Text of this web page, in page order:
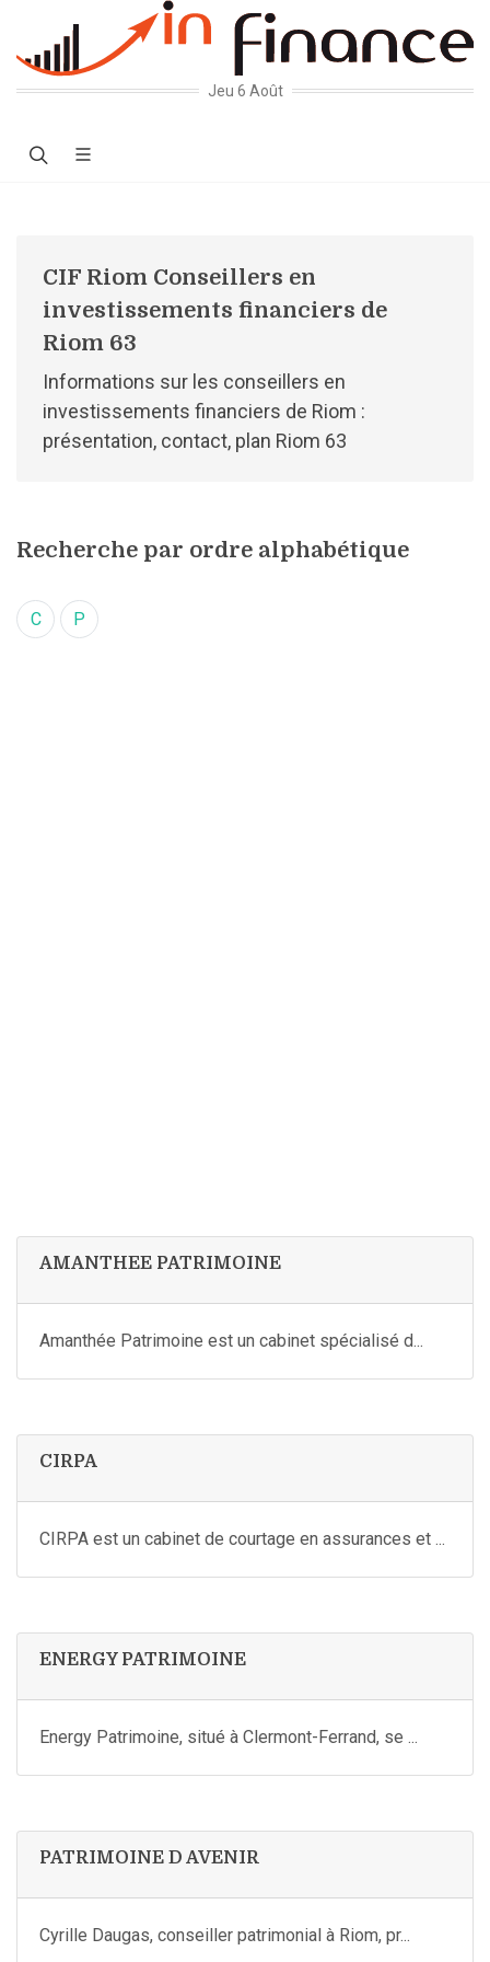
Jeu 6 Août
CIF Riom Conseillers en
investissements financiers de
Riom 63
Informations sur les conseillers en
investissements financiers de Riom :
présentation, contact, plan Riom 63
Recherche par ordre alphabétique
C P
AMANTHEE PATRIMOINE
Amanthée Patrimoine est un cabinet spécialisé d...
CIRPA
CIRPA est un cabinet de courtage en assurances et ...
ENERGY PATRIMOINE
Energy Patrimoine, situé à Clermont-Ferrand, se ...
PATRIMOINE D AVENIR
Cyrille Daugas, conseiller patrimonial à Riom, pr...